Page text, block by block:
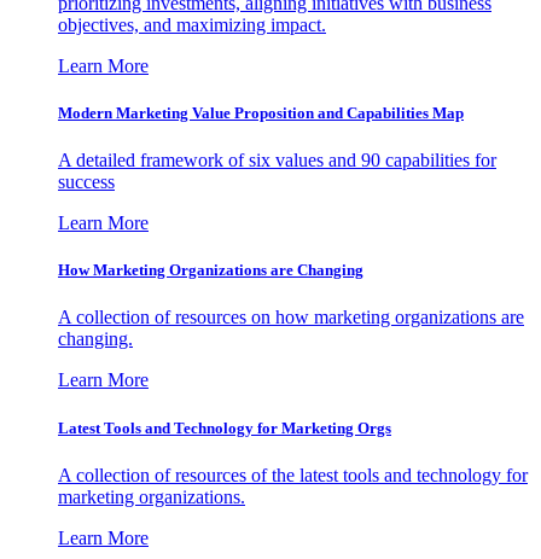
objectives, and maximizing impact.
Learn More
Modern Marketing Value Proposition and Capabilities Map
A detailed framework of six values and 90 capabilities for
success
Learn More
How Marketing Organizations are Changing
A collection of resources on how marketing organizations are
changing.
Learn More
Latest Tools and Technology for Marketing Orgs
A collection of resources of the latest tools and technology for
marketing organizations.
Learn More